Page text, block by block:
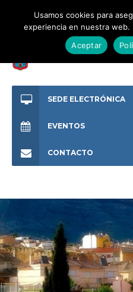
SEDE ELECTRÓNICA
EVENTOS
CONTACTO
Usamos cookies para
experiencia en nuestra web.
Aceptar